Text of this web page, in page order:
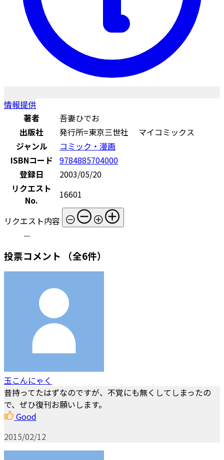
情報提供
著者
吾妻ひでお
出版社
発行所=東京三世社 マイコミックス
ジャンル
コミック・漫画
ISBNコード 9784885704000
登録日
2003/05/20
リクエスト
No.
16601
リクエスト内容
...
投票コメント （全6件）
玉こんにゃく
昔持ってたはずなのですが、不覚にも無くしてしまったの
で、ぜひ復刊お願いします。
Good
2015/02/12